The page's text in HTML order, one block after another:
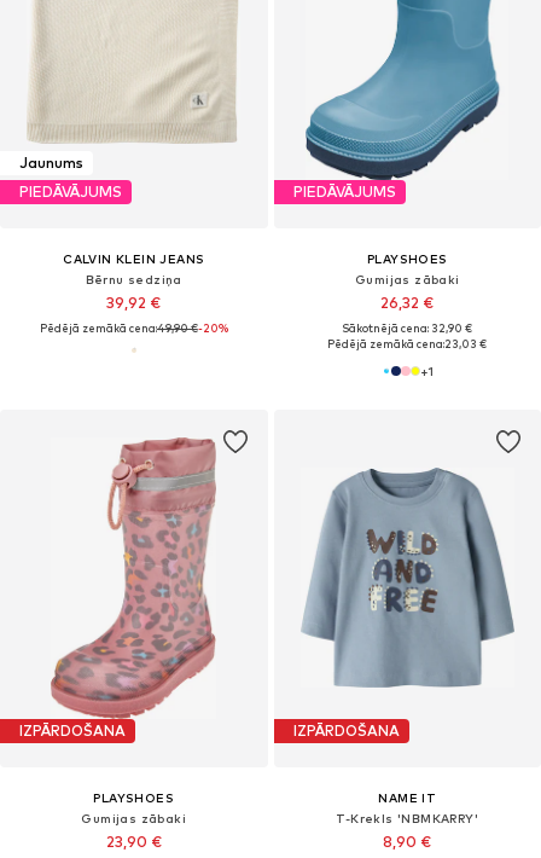
Jaunums
PIEDĀVĀJUMS
CALVIN KLEIN JEANS
Bērnu sedziņa
39,92 €
Pēdējā zemākā cena:49,90 €-20%
PIEDĀVĀJUMS
PLAYSHOES
Gumijas zābaki
26,32 €
Sākotnējā cena: 32,90 €
Pēdējā zemākā cena:23,03 €
+1
IZPĀRDOŠANA
PLAYSHOES
Gumijas zābaki
23,90 €
IZPĀRDOŠANA
NAME IT
T-Krekls 'NBMKARRY'
8,90 €